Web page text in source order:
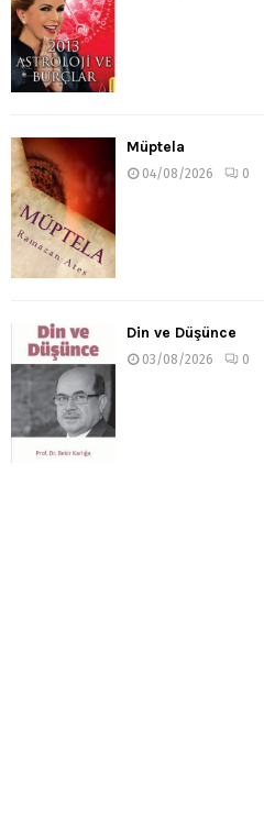
Müptela
04/08/2026 0
Din ve Düşünce
03/08/2026 0